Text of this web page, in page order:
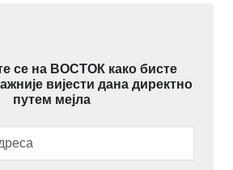
се на ВОСТОК како бисте
вијести дана директно
путем мејла